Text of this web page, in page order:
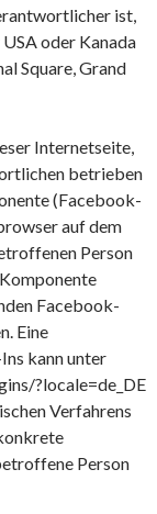
ist,
oder Kanada
Square, Grand
Internetseite,
betrieben
(Facebook-
auf dem
Person
Facebook-
Eine
kann unter
?locale=de_DE
Verfahrens
Person